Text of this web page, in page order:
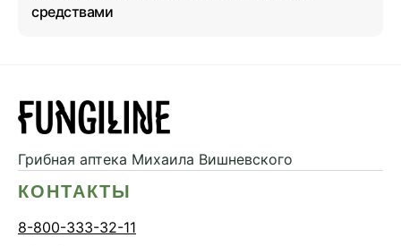
средствами
Грибная аптека Михаила Вишневского
КОНТАКТЫ
8-800-333-32-11